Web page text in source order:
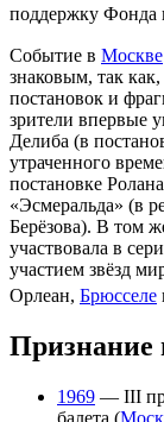
поддержку Фонда
Событие в Москве
знаковым, так
постановок и
зрители впервые
Делиба (в
утраченного
постановке
«Эсмеральда» (в
Берёзова). В том
участвовала в
участием звёзд
Орлеан, Брюсселе
Признание
1969 — III
балета (